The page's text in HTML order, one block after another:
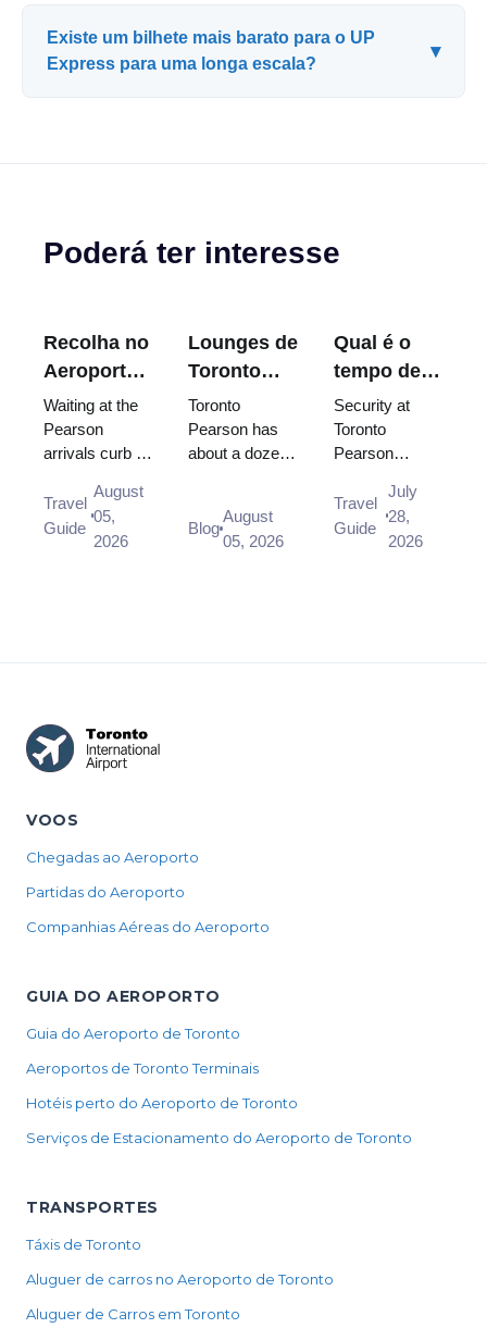
Existe um bilhete mais barato para o UP
Express para uma longa escala?
▾
Poderá ter interesse
Recolha no
Aeroporto
Toronto
Pearson:
Onde
Esperar e
Qual Porta
Waiting at the
Pearson
arrivals curb is
and there is no
designated
drop-off area
Travel
Guide
August
05,
2026
Lounges de
Toronto
Pearson:
Qual pode
usar de
Toronto
Pearson has
about a dozen
and destination
zone decide
Blog
August
05, 2026
Qual é o
tempo de
espera na
segurança
do
Aeroporto
Pearson de
Toronto?
Security at
Toronto
Pearson
in under 15
minutes, and
CATSA works
Travel
Guide
July
28,
2026
VOOS
Chegadas ao Aeroporto
Partidas do Aeroporto
Companhias Aéreas do Aeroporto
GUIA DO AEROPORTO
Guia do Aeroporto de Toronto
Aeroportos de Toronto Terminais
Hotéis perto do Aeroporto de Toronto
Serviços de Estacionamento do Aeroporto de Toronto
TRANSPORTES
Táxis de Toronto
Aluguer de carros no Aeroporto de Toronto
Aluguer de Carros em Toronto